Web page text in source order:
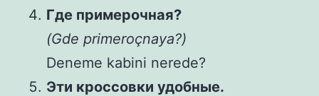
Где примерочная?
(Gde primeroçnaya?)
Deneme kabini nerede?
Эти кроссовки удобные.